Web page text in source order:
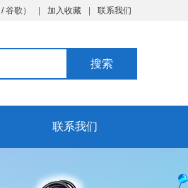
/谷歌 ） 加入收藏 联系我们
联系我们